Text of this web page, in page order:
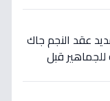
عقد النجم جاك
قبل